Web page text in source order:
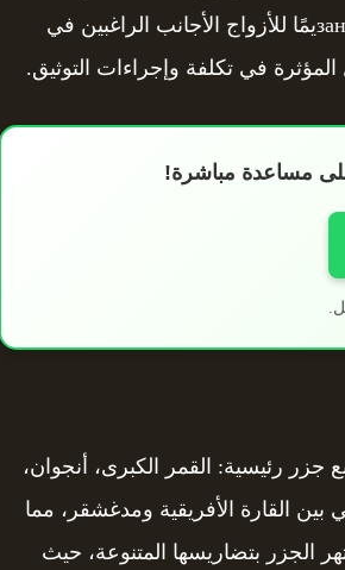
القانونية المترتبة على الزواج. بناءً على ذلك، يعد الموضوع занимيمًا للأزواج الأجانب الراغبين في
في تكلفة وإجراءات التوثيق.
مساعدة مباشرة!
رئيسية: القمر الكبرى، أنجوان،
القارة الأفريقية ومدغشقر، مما
الجزر بتضاريسها المتنوعة، حيث